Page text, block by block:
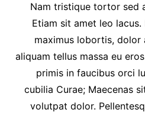
Nam tristique tortor sed
Etiam sit amet leo
maximus lobortis, dolor
aliquam tellus massa eu
primis in faucibus orci
cubilia Curae; Maecenas
volutpat dolor.